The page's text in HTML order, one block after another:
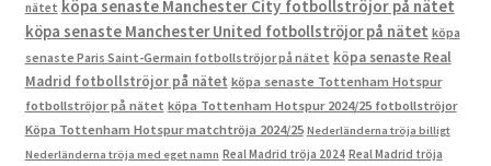
nätet köpa senaste Manchester City fotbollströjor på nätet
köpa senaste Manchester United fotbollströjor på nätet köpa
senaste Paris Saint-Germain fotbollströjor på nätet köpa senaste Real
Madrid fotbollströjor på nätet köpa senaste Tottenham Hotspur
fotbollströjor på nätet köpa Tottenham Hotspur 2024/25 fotbollströjor
Köpa Tottenham Hotspur matchtröja 2024/25 Nederländerna tröja billigt
Nederländerna tröja med eget namn Real Madrid tröja 2024 Real Madrid tröja